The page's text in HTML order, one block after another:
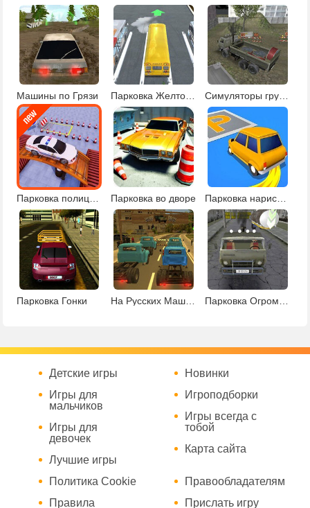
Машины по Грязи Парковка Желтого Автобуса Симуляторы грузовиков
Парковка полицейского суперкара Парковка во дворе Парковка нарисуй маршрут
Парковка Гонки На Русских Машинах Парковка Огромного Тягача
Детские игры
Игры для
мальчиков
Игры для
девочек
Лучшие игры
Новинки
Игроподборки
Игры всегда с
тобой
Карта сайта
Политика Cookie
Правила
Правообладателям
Прислать игру